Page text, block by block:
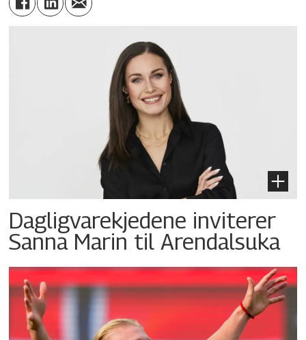
Dagligvarekjedene inviterer
Sanna Marin til Arendalsuka